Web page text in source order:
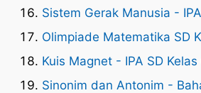
Sistem Gerak Manusia -
Olimpiade Matematika SD
Kuis Magnet - IPA SD Kelas
Sinonim dan Antonim -